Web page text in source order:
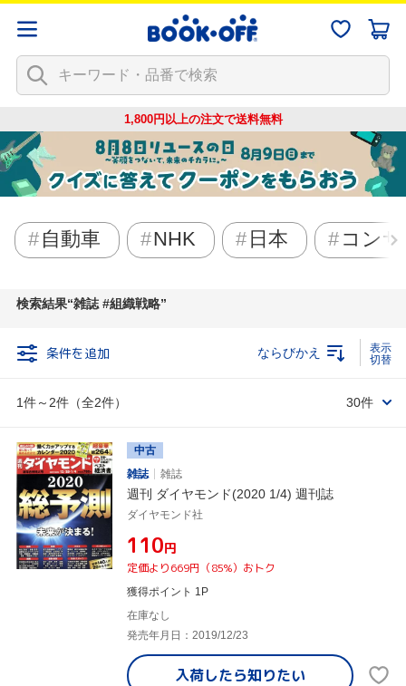
1,800円以上の注文で送料無料
自動車 NHK 日本 コン
検索結果 雑誌 #組織戦略
条件を追加
1件～2件（全2件）
ならびかえ
30件
中古
雑誌
雑誌
週刊 ダイヤモンド(2020 1/4) 週刊誌
ダイヤモンド社
¥110円
定価より669円（85%）おトク
獲得ポイント 1P
在庫なし
発売年月日：2019/12/23
入荷したら知りたい